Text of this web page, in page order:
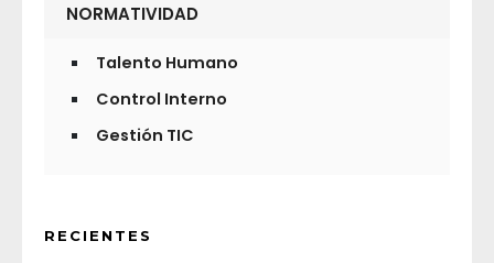
NORMATIVIDAD
Talento Humano
Control Interno
Gestión TIC
RECIENTES